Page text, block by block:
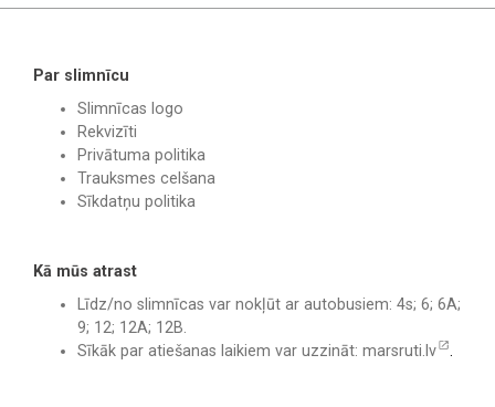
Par slimnīcu
Slimnīcas logo
Rekvizīti
Privātuma politika
Trauksmes celšana
Sīkdatņu politika
Kā mūs atrast
Līdz/no slimnīcas var nokļūt ar autobusiem: 4s; 6; 6A;
9; 12; 12A; 12B.
Sīkāk par atiešanas laikiem var uzzināt: marsruti.lv .